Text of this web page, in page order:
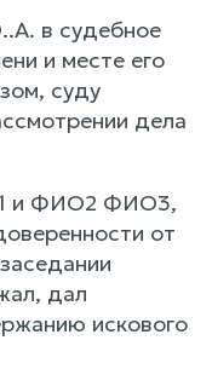
в судебное
и месте его
суду
дела
и ФИО2 ФИО3,
от
дал
искового